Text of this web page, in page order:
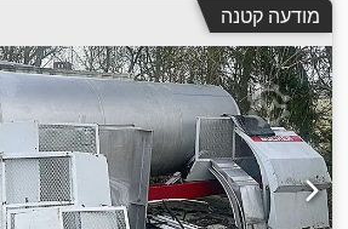
מודעה קטנה